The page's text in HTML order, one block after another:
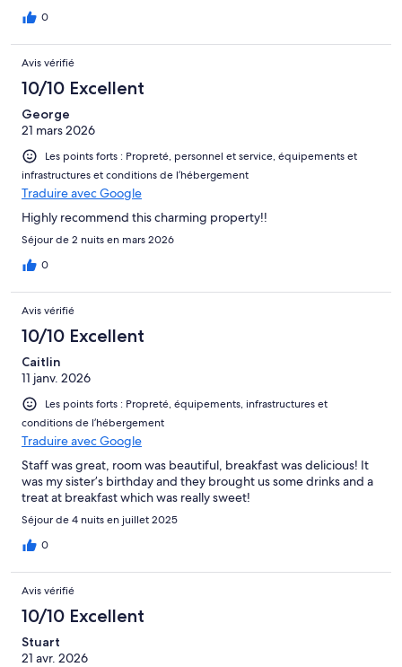
0
Avis vérifié
10/10 Excellent
George
21 mars 2026
Les points forts : Propreté, personnel et service, équipements et
infrastructures et conditions de l’hébergement
Traduire avec Google
Highly recommend this charming property!!
Séjour de 2 nuits en mars 2026
0
Avis vérifié
10/10 Excellent
Caitlin
11 janv. 2026
Les points forts : Propreté, équipements, infrastructures et
conditions de l’hébergement
Traduire avec Google
Staff was great, room was beautiful, breakfast was delicious! It
was my sister’s birthday and they brought us some drinks and a
treat at breakfast which was really sweet!
Séjour de 4 nuits en juillet 2025
0
Avis vérifié
10/10 Excellent
Stuart
21 avr. 2026